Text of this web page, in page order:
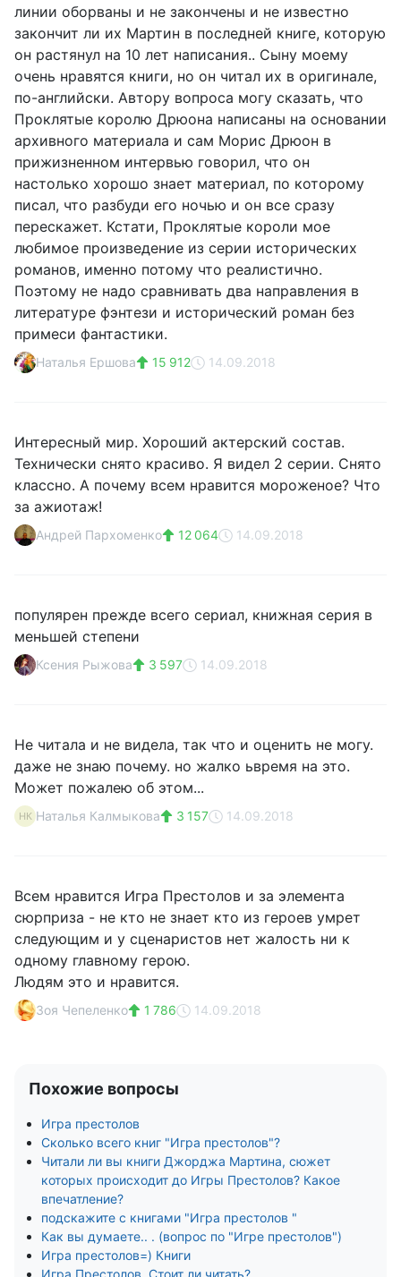
линии оборваны и не закончены и не известно
закончит ли их Мартин в последней книге, которую
он растянул на 10 лет написания.. Сыну моему
очень нравятся книги, но он читал их в оригинале,
по-английски. Автору вопроса могу сказать, что
Проклятые королю Дрюона написаны на основании
архивного материала и сам Морис Дрюон в
прижизненном интервью говорил, что он
настолько хорошо знает материал, по которому
писал, что разбуди его ночью и он все сразу
перескажет. Кстати, Проклятые короли мое
любимое произведение из серии исторических
романов, именно потому что реалистично.
Поэтому не надо сравнивать два направления в
литературе фэнтези и исторический роман без
примеси фантастики.
Наталья Ершова 15 912 14.09.2018
Интересный мир. Хороший актерский состав.
Технически снято красиво. Я видел 2 серии. Снято
классно. А почему всем нравится мороженое? Что
за ажиотаж!
Андрей Пархоменко 12 064 14.09.2018
популярен прежде всего сериал, книжная серия в
меньшей степени
Ксения Рыжова 3 597 14.09.2018
Не читала и не видела, так что и оценить не могу.
даже не знаю почему. но жалко ьвремя на это.
Может пожалею об этом...
НК Наталья Калмыкова 3 157 14.09.2018
Всем нравится Игра Престолов и за элемента
сюрприза - не кто не знает кто из героев умрет
следующим и у сценаристов нет жалость ни к
одному главному герою.
Людям это и нравится.
Зоя Чепеленко 1 786 14.09.2018
Похожие вопросы
Игра престолов
Сколько всего книг "Игра престолов"?
Читали ли вы книги Джорджа Мартина, сюжет
которых происходит до Игры Престолов? Какое
впечатление?
подскажите с книгами "Игра престолов "
Как вы думаете.. . (вопрос по "Игре престолов")
Игра престолов=) Книги
Игра Престолов. Стоит ли читать?